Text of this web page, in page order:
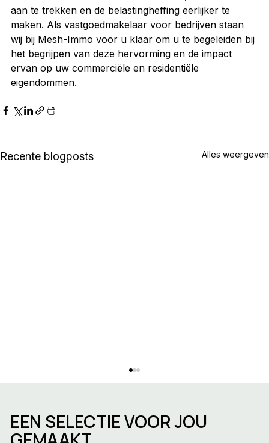
aan te trekken en de belastingheffing eerlijker te
maken. Als vastgoedmakelaar voor bedrijven staan
wij bij Mesh-Immo voor u klaar om u te begeleiden bij
het begrijpen van deze hervorming en de impact
ervan op uw commerciële en residentiële
eigendommen.
Recente blogposts Alles weergeven
EEN SELECTIE VOOR JOU